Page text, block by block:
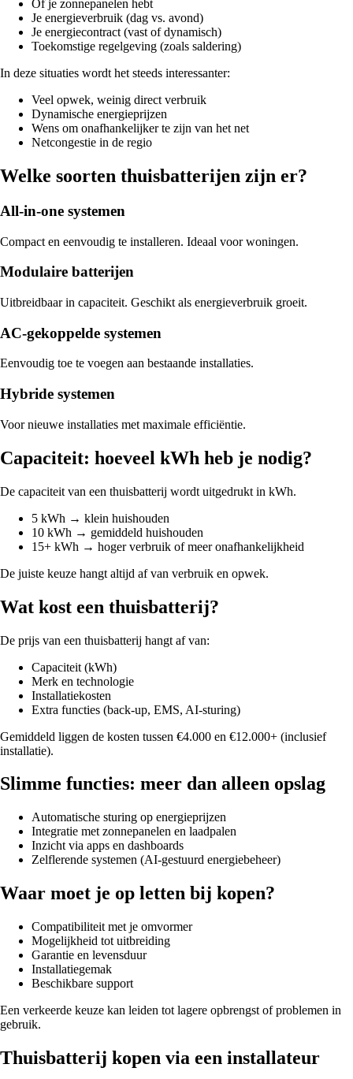
Of je zonnepanelen hebt
Je energieverbruik (dag vs. avond)
Je energiecontract (vast of dynamisch)
Toekomstige regelgeving (zoals saldering)
In deze situaties wordt het steeds interessanter:
Veel opwek, weinig direct verbruik
Dynamische energieprijzen
Wens om onafhankelijker te zijn van het net
Netcongestie in de regio
Welke soorten thuisbatterijen zijn er?
All-in-one systemen
Compact en eenvoudig te installeren. Ideaal voor woningen.
Modulaire batterijen
Uitbreidbaar in capaciteit. Geschikt als energieverbruik groeit.
AC-gekoppelde systemen
Eenvoudig toe te voegen aan bestaande installaties.
Hybride systemen
Voor nieuwe installaties met maximale efficiëntie.
Capaciteit: hoeveel kWh heb je nodig?
De capaciteit van een thuisbatterij wordt uitgedrukt in kWh.
5 kWh → klein huishouden
10 kWh → gemiddeld huishouden
15+ kWh → hoger verbruik of meer onafhankelijkheid
De juiste keuze hangt altijd af van verbruik en opwek.
Wat kost een thuisbatterij?
De prijs van een thuisbatterij hangt af van:
Capaciteit (kWh)
Merk en technologie
Installatiekosten
Extra functies (back-up, EMS, AI-sturing)
Gemiddeld liggen de kosten tussen €4.000 en €12.000+ (inclusief
installatie).
Slimme functies: meer dan alleen opslag
Automatische sturing op energieprijzen
Integratie met zonnepanelen en laadpalen
Inzicht via apps en dashboards
Zelflerende systemen (AI-gestuurd energiebeheer)
Waar moet je op letten bij kopen?
Compatibiliteit met je omvormer
Mogelijkheid tot uitbreiding
Garantie en levensduur
Installatiegemak
Beschikbare support
Een verkeerde keuze kan leiden tot lagere opbrengst of problemen in
gebruik.
Thuisbatterij kopen via een installateur